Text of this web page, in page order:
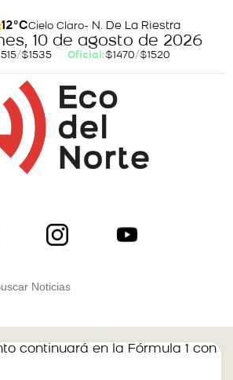
12°CCielo Claro- N. De La Riestra
10 de agosto de 2026
/$1535 Oficial:$1470/$1520